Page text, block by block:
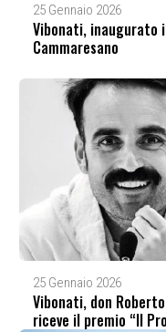
25 Gennaio 2026
Vibonati, inaugurato
Cammaresano
25 Gennaio 2026
Vibonati, don
riceve il premio “Il